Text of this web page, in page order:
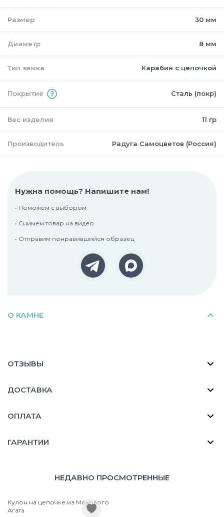
Размер 30 мм
Диаметр 8 мм
Тип замка Карабин с цепочкой
Покрытие Сталь (покр)
Вес изделия 11 гр
Производитель Радуга Самоцветов (Россия)
Нужна помощь? Напишите нам!
• Поможем с выбором
• Снимем товар на видео
• Отправим понравившийся образец
О КАМНЕ
ОТЗЫВЫ
ДОСТАВКА
ОПЛАТА
ГАРАНТИИ
НЕДАВНО ПРОСМОТРЕННЫЕ
Кулон на цепочке из Мохового
Агата